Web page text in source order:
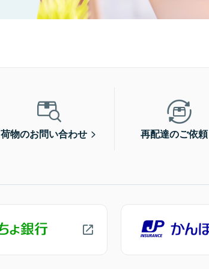
荷物のお問い合わせ 再配達のご依頼